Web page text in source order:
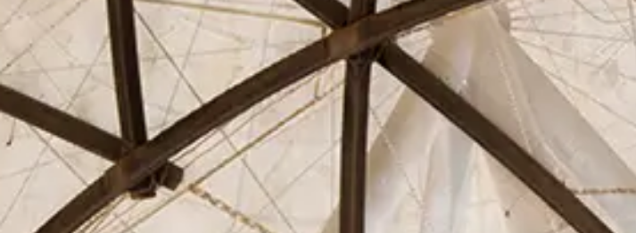
El Círculo Asociados Actualidad